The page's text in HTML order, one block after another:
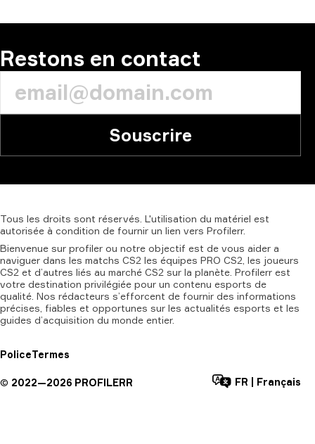
Restons en contact
Souscrire
Tous les droits sont réservés. L'utilisation du matériel est
autorisée à condition de fournir un lien vers Profilerr.
Bienvenue sur profiler ou notre objectif est de vous aider a
naviguer dans les matchs CS2 les équipes PRO CS2, les joueurs
CS2 et d’autres liés au marché CS2 sur la planète. Profilerr est
votre destination privilégiée pour un contenu esports de
qualité. Nos rédacteurs s’efforcent de fournir des informations
précises, fiables et opportunes sur les actualités esports et les
guides d’acquisition du monde entier.
PoliceTermes
© 2022—2026 PROFILERR FR Français